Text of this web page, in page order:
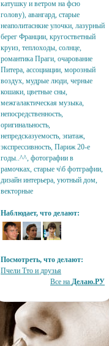
катушку и ветром на фсю
голову), авангард, старые
неаполитаснкие улочки, лазурный
берег Франции, кругостветный
круиз, теплоходы, солнце,
романтика Праги, очарование
Питера, ассоциации, морозный
воздух, мудрые люди, черные
кошаки, цветные сны,
межгалактическая музыка,
непосредственность,
оригинальность,
непредсказуемость, эпатаж,
экспрессивность, Париж 20-е
годы..^^, фотографии в
рамочках, старые ч\б фотграфии,
дизайн интерьера, уютный дом,
векторные
Наблюдает, что делают:
Посмотреть, что делают:
Пчели Тто и друзья
Все на Делаю.РУ